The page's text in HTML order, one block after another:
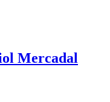
Mercadal